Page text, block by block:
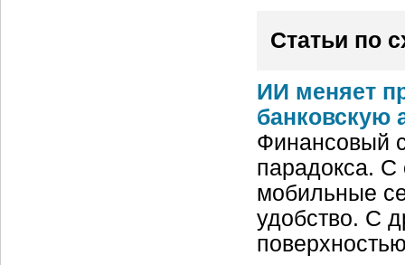
Статьи по
ИИ меняет
банковскую
Финансовый
парадокса. С
мобильные
удобство. С